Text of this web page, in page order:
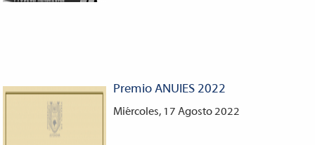
Premio ANUIES 2022
Miércoles, 17 Agosto 2022